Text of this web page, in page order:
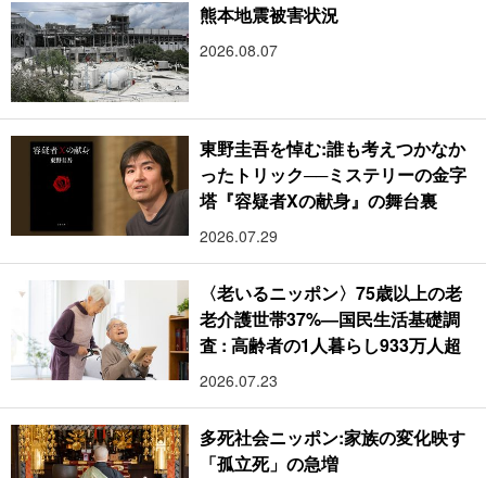
熊本地震被害状況
2026.08.07
東野圭吾を悼む:誰も考えつかなか
ったトリック──ミステリーの金字
塔『容疑者Xの献身』の舞台裏
2026.07.29
〈老いるニッポン〉75歳以上の老
老介護世帯37%―国民生活基礎調
査 : 高齢者の1人暮らし933万人超
2026.07.23
多死社会ニッポン:家族の変化映す
「孤立死」の急増